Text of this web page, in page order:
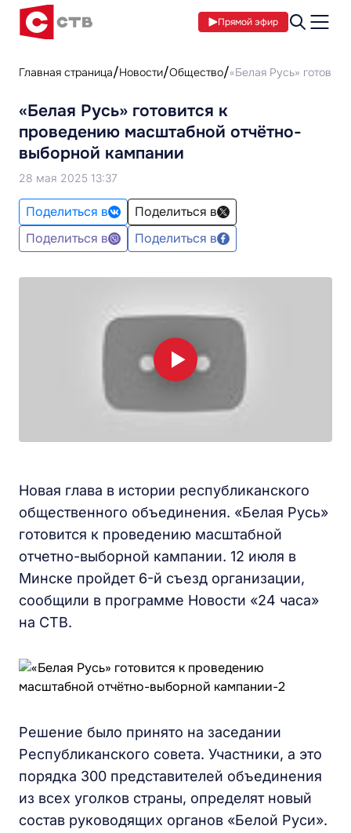
Прямой эфир
Главная страница Новости Общество «Белая Русь»
«Белая Русь» готовится к
проведению масштабной отчётно-
выборной кампании
28 мая 2025 13:37
Поделиться в
Поделиться в
Поделиться в
Поделиться в
Новая глава в истории республиканского
общественного объединения. «Белая Русь»
готовится к проведению масштабной
отчетно-выборной кампании. 12 июля в
Минске пройдет 6-й съезд организации,
сообщили в программе Новости «24 часа»
на СТВ.
Решение было принято на заседании
Республиканского совета. Участники, а это
порядка 300 представителей объединения
из всех уголков страны, определят новый
состав руководящих органов «Белой Руси».